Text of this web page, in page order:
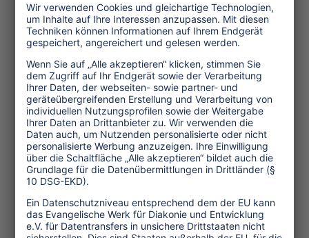
Wirtschaft
Menschenrechte
Unternehmensverantwortung
Service und Tipps
One Planet Guide für faires
Reisen